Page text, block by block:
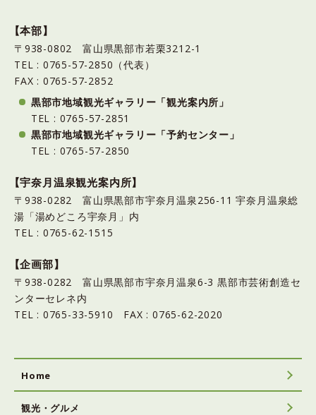
【本部】
〒938-0802 富山県黒部市若栗3212-1
TEL : 0765-57-2850（代表）
FAX : 0765-57-2852
黒部市地域観光ギャラリー「観光案内所」
TEL : 0765-57-2851
黒部市地域観光ギャラリー「予約センター」
TEL : 0765-57-2850
【宇奈月温泉観光案内所】
〒938-0282 富山県黒部市宇奈月温泉256-11 宇奈月温泉総
湯「湯めどころ宇奈月」内
TEL : 0765-62-1515
【企画部】
〒938-0282 富山県黒部市宇奈月温泉6-3 黒部市芸術創造セ
ンターセレネ内
TEL : 0765-33-5910 FAX : 0765-62-2020
Home
観光・グルメ